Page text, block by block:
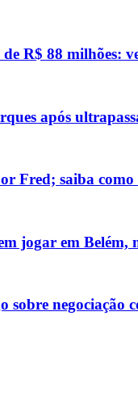
R$ 88 milhões:
após
Fred; saiba como
jogar em Belém,
sobre negociação